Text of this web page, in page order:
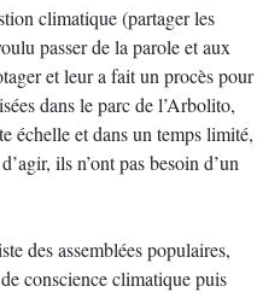
climatique (partager les
passer de la parole et aux
et leur a fait un procès pour
dans le parc de l’Arbolito,
échelle et dans un temps limité,
ils n’ont pas besoin d’un
des assemblées populaires,
conscience climatique puis